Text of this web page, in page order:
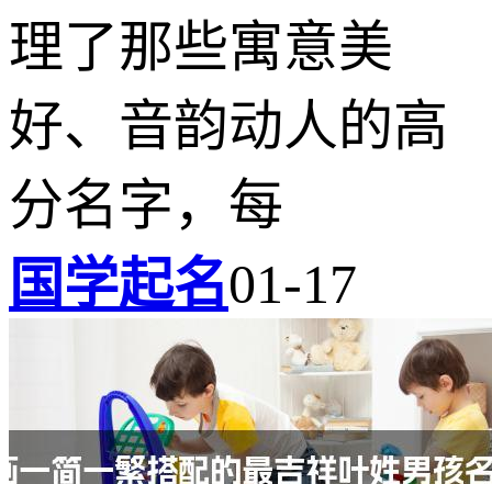
理了那些寓意美
好、音韵动人的高
分名字，每
国学起名01-17